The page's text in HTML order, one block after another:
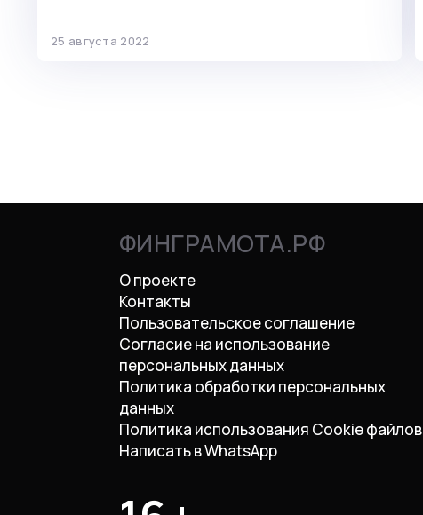
25 августа 2022
ФИНГРАМОТА.РФ
О проекте
Контакты
Пользовательское соглашение
Согласие на использование
персональных данных
Политика обработки персональных
данных
Политика использования Cookie файлов
Написать в WhatsApp